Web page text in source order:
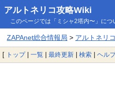
アルトネリコ攻略Wiki
このページでは「ミシャ2塔内〜」につ
ZAPAnet総合情報局 > アルトネリ
[ トップ| 一覧 | 最終更新 | 検索 | ヘル